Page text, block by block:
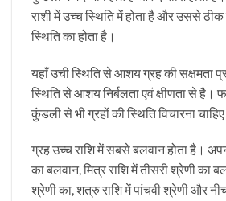
राशी में उच्च स्थिति में होता है और उससे
स्थिति का होता है।
यहाँ उची स्थिति से आशय ग्रह की सक्षमता
स्थिति से आशय निर्बलता एवं क्षीणता से
कुंडली से भी ग्रहों की स्थिति विचारना
ग्रह उच्‍च राशि में सबसे बलवान होता है।
का बलवान, मित्र राशि में तीसरी श्रेणी का
श्रेणी का, शत्रु राशि में पांचवी श्रेणी और